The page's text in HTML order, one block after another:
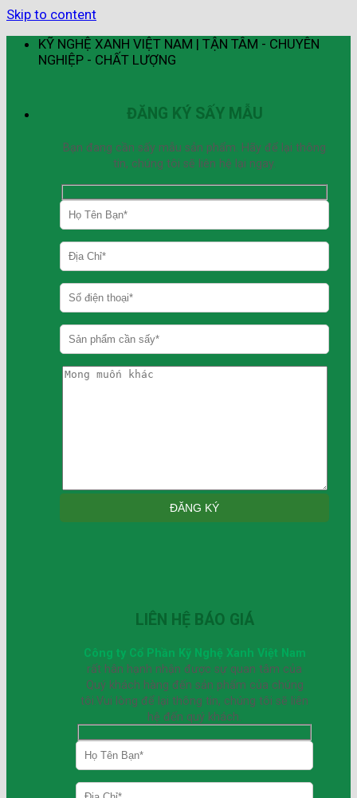
Skip to content
KỸ NGHỆ XANH VIỆT NAM | TẬN TÂM - CHUYÊN
NGHIỆP - CHẤT LƯỢNG
ĐĂNG KÝ SẤY MẪU
Bạn đang cần sấy mẫu sản phẩm. Hãy để lại thông
tin, chúng tôi sẽ liên hệ lại ngay.
LIÊN HỆ BÁO GIÁ
Công ty Cổ Phần Kỹ Nghệ Xanh Việt Nam
rất hân hạnh nhận được sự quan tâm của
Quý khách hàng đến sản phẩm của chúng
tôi.Vui lòng để lại thông tin, chúng tôi sẽ liên
hệ đến quý khách.